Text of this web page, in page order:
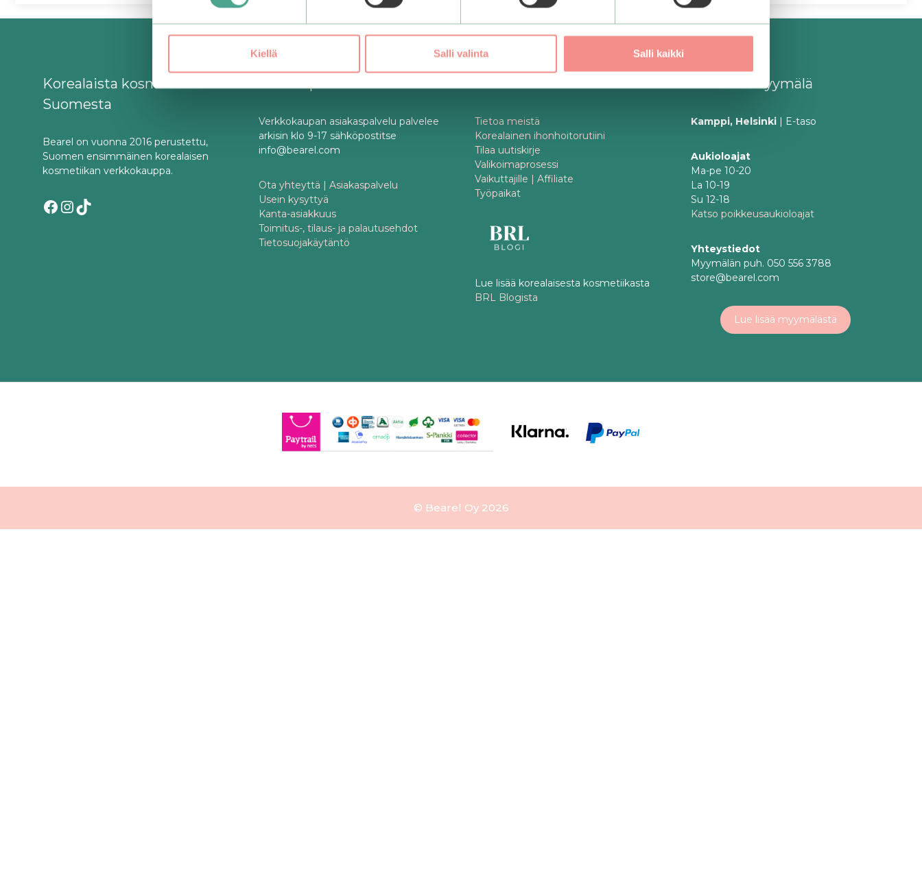
Kiellä Salli valinta Salli kaikki
Korealaista kosmetiikkaa
Suomesta
Bearel on vuonna 2016 perustettu,
Suomen ensimmäinen korealaisen
kosmetiikan verkkokauppa.
Facebook
Instagram
TikTok
Verkkokaupan asiakaspalvelu palvelee
arkisin klo 9-17 sähköpostitse
info@bearel.com
Ota yhteyttä | Asiakaspalvelu
Usein kysyttyä
Kanta-asiakkuus
Toimitus-, tilaus- ja palautusehdot
Tietosuojakäytäntö
Tietoa meistä
Korealainen ihonhoitorutiini
Tilaa uutiskirje
Valikoimaprosessi
Vaikuttajille | Affiliate
Työpaikat
Lue lisää korealaisesta kosmetiikasta
BRL Blogista
Bearelin myymälä
Kamppi, Helsinki | E-taso
Aukioloajat
Ma-pe 10-20
La 10-19
Su 12-18
Katso poikkeusaukioloajat
Yhteystiedot
Myymälän puh. 050 556 3788
store@bearel.com
Lue lisää myymälästä
© Bearel Oy 2026